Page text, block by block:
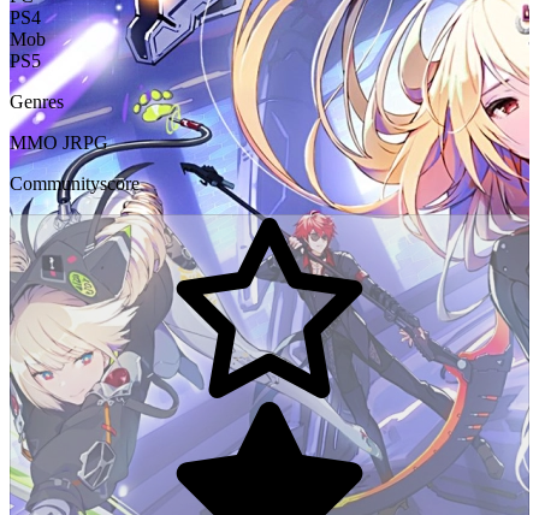
PS4
Mob
PS5
Genres
MMO JRPG
Communityscore